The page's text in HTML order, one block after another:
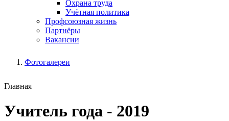
Охрана труда
Учётная политика
Профсоюзная жизнь
Партнёры
Вакансии
Фотогалереи
Главная
Учитель года - 2019